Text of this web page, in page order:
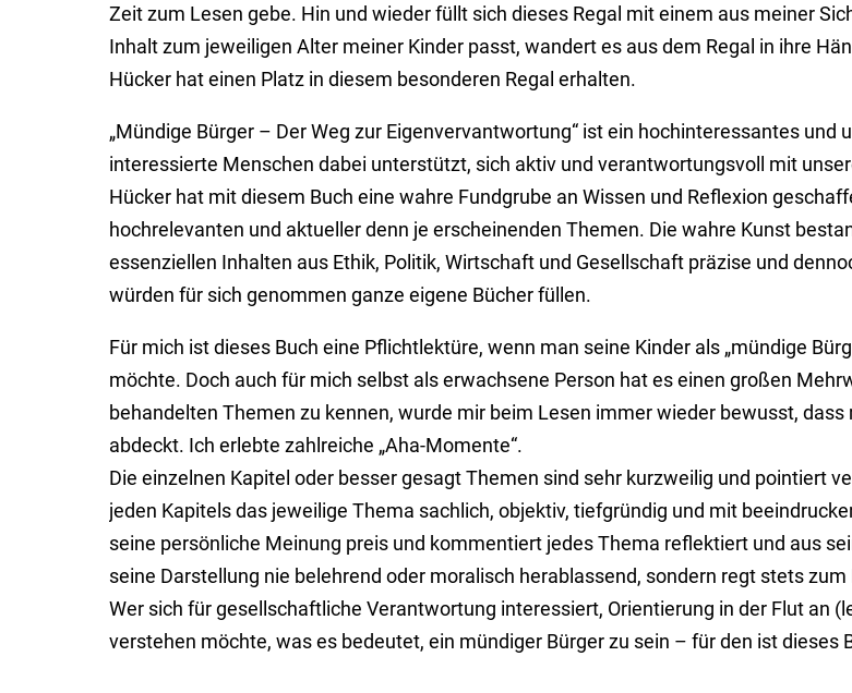
Zeit zum Lesen gebe. Hin und wieder füllt sich dieses Regal mit einem aus meiner
Inhalt zum jeweiligen Alter meiner Kinder passt, wandert es aus dem Regal in ihre
Hücker hat einen Platz in diesem besonderen Regal erhalten.
„Mündige Bürger – Der Weg zur Eigen­vervant­wortung“ ist ein hoch­inte­res­santes
interes­sierte Menschen dabei unterstützt, sich aktiv und ver­ant­wor­tungs­voll mit
Hücker hat mit diesem Buch eine wahre Fund­grube an Wissen und Reflexion
hoch­re­le­vanten und aktueller denn je er­schei­nenden Themen. Die wahre Kunst
essenziellen Inhalten aus Ethik, Politik, Wirtschaft und Ge­sell­schaft präzise und
würden für sich ge­nom­men ganze eigene Bücher füllen.
Für mich ist dieses Buch eine Pflichtlektüre, wenn man seine Kinder als „mündige
möchte. Doch auch für mich selbst als er­wach­sene Person hat es einen großen
behandelten Themen zu kennen, wurde mir beim Lesen immer wieder be­wusst,
abdeckt. Ich erlebte zahl­reiche „Aha-Momente“.
Die einzelnen Kapitel oder besser gesagt Themen sind sehr kurz­weilig und poin­tiert
jeden Kapitels das jeweilige Thema sachlich, objektiv, tief­grün­dig und mit
seine per­sön­liche Mei­nung preis und kom­mentiert jedes Thema reflek­tiert und aus
seine Dar­stel­lung nie be­leh­rend oder mo­ra­lisch herab­las­send, sondern regt stets
Wer sich für gesell­schaft­liche Verant­wortung interes­siert, Orientie­rung in der Flut an
ver­stehen möchte, was es bedeutet, ein mündiger Bürger zu sein – für den ist dieses